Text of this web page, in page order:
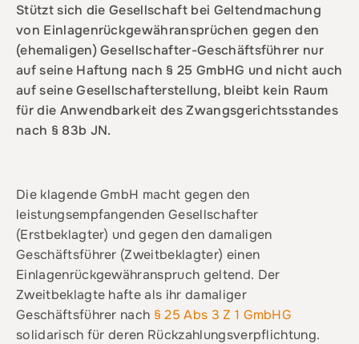
Stützt sich die Gesellschaft bei Geltendmachung
von Einlagenrückgewähransprüchen gegen den
(ehemaligen) Gesellschafter-Geschäftsführer nur
auf seine Haftung nach § 25 GmbHG und nicht auch
auf seine Gesellschafterstellung, bleibt kein Raum
für die Anwendbarkeit des Zwangsgerichtsstandes
nach § 83b JN.
Die klagende GmbH macht gegen den
leistungsempfangenden Gesellschafter
(Erstbeklagter) und gegen den damaligen
Geschäftsführer (Zweitbeklagter) einen
Einlagenrückgewähranspruch geltend. Der
Zweitbeklagte hafte als ihr damaliger
Geschäftsführer nach § 25 Abs 3 Z 1 GmbHG
solidarisch für deren Rückzahlungsverpflichtung.